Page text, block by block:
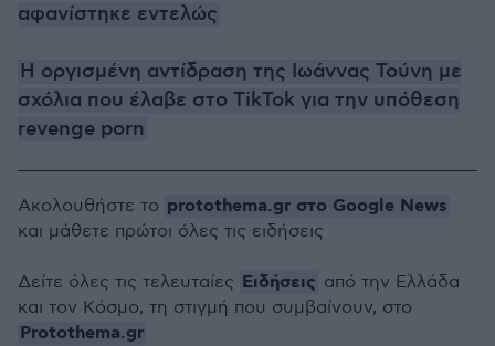
αφανίστηκε εντελώς
Η οργισμένη αντίδραση της Ιωάννας Τούνη με
σχόλια που έλαβε στο TikTok για την υπόθεση
revenge porn
Ακολουθήστε το protothema.gr στο Google News
και μάθετε πρώτοι όλες τις ειδήσεις
Δείτε όλες τις τελευταίες Ειδήσεις από την Ελλάδα
και τον Κόσμο, τη στιγμή που συμβαίνουν, στο
Protothema.gr